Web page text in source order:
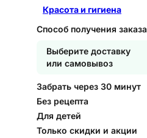
Красота и гигиена
Способ получения заказа
Выберите доставку
или самовывоз
Забрать через 30 минут
Без рецепта
Для детей
Только скидки и акции